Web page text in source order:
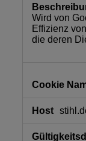
Wird von
Effizienz
die deren